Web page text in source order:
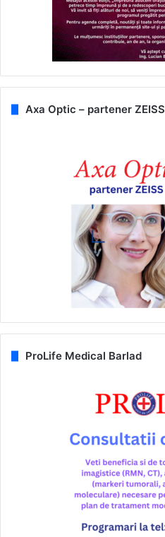
Axa Optic – partener ZEISS
ProLife Medical Barlad